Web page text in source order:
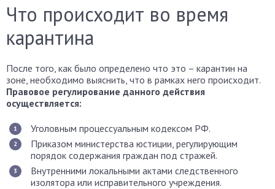
Что происходит во время
карантина
После того, как было определено что это – карантин на
зоне, необходимо выяснить, что в рамках него происходит.
Правовое регулирование данного действия
осуществляется:
Уголовным процессуальным кодексом РФ.
Приказом министерства юстиции, регулирующим
порядок содержания граждан под стражей.
Внутренними локальными актами следственного
изолятора или исправительного учреждения.